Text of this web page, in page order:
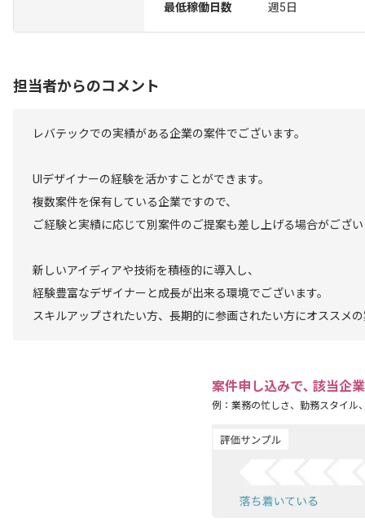
最低稼働日数
週5日
担当者からのコメント
レバテックでの実績がある企業の案件でございます。
UIデザイナーの経験を活かすことができます。
複数案件を保有している企業ですので、
ご経験と実績に応じて別案件のご提案も差し上げる場合がござ
新しいアイディアや技術を積極的に導入し、
経験豊富なデザイナーと成長が出来る環境でございます。
スキルアップされたい方、長期的に参画されたい方にオススメ
案件申し込みで､ 該当企
例：業務の忙しさ、勤務スタイル